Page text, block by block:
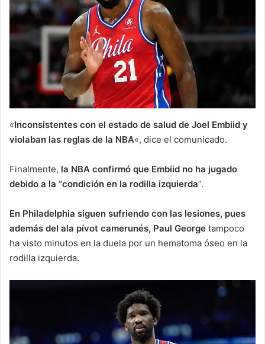
«Inconsistentes con el estado de salud de Joel Embiid y
violaban las reglas de la NBA«, dice el comunicado.
Finalmente, la NBA confirmó que Embiid no ha jugado
debido a la “condición en la rodilla izquierda”.
En Philadelphia siguen sufriendo con las lesiones, pues
además del ala pívot camerunés, Paul George tampoco
ha visto minutos en la duela por un hematoma óseo en la
rodilla izquierda.